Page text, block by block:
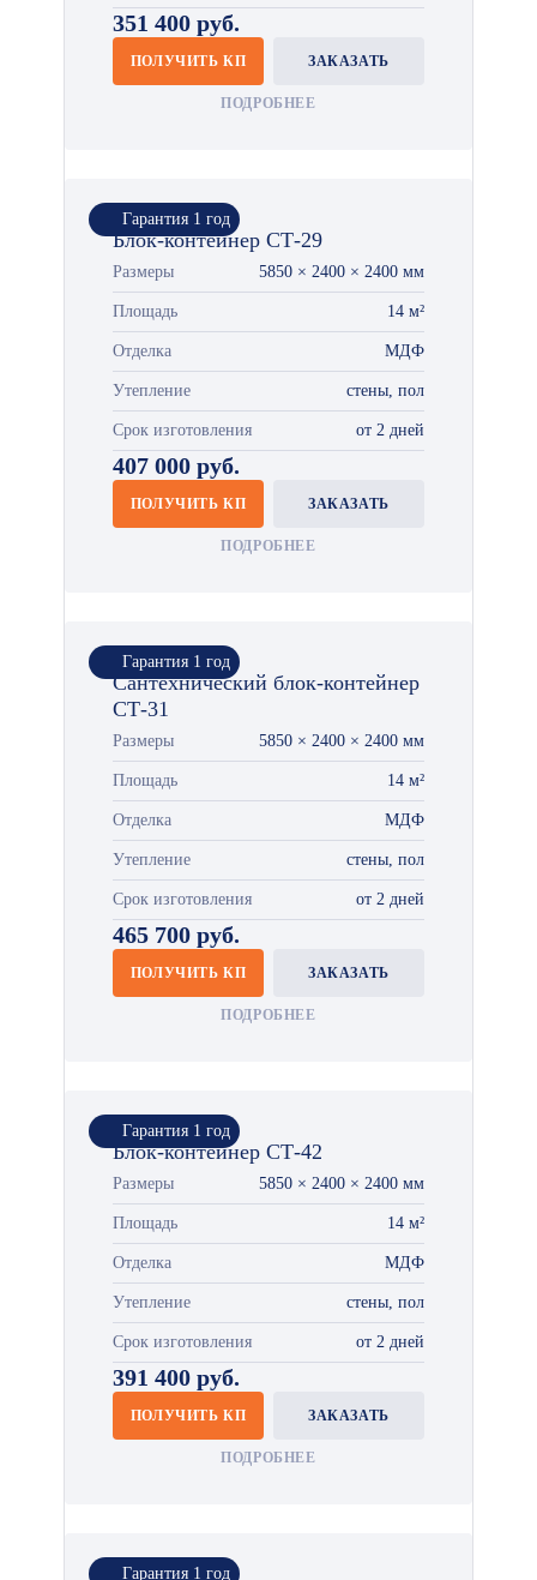
351 400 руб.
ПОЛУЧИТЬ КП ЗАКАЗАТЬ
ПОДРОБНЕЕ
Гарантия 1 год
Блок-контейнер СТ-29
Размеры 5850 × 2400 × 2400 мм
Площадь 14 м²
Отделка МДФ
Утепление стены, пол
Срок изготовления от 2 дней
407 000 руб.
ПОЛУЧИТЬ КП ЗАКАЗАТЬ
ПОДРОБНЕЕ
Гарантия 1 год
Сантехнический блок-контейнер
СТ-31
Размеры 5850 × 2400 × 2400 мм
Площадь 14 м²
Отделка МДФ
Утепление стены, пол
Срок изготовления от 2 дней
465 700 руб.
ПОЛУЧИТЬ КП ЗАКАЗАТЬ
ПОДРОБНЕЕ
Гарантия 1 год
Блок-контейнер СТ-42
Размеры 5850 × 2400 × 2400 мм
Площадь 14 м²
Отделка МДФ
Утепление стены, пол
Срок изготовления от 2 дней
391 400 руб.
ПОЛУЧИТЬ КП ЗАКАЗАТЬ
ПОДРОБНЕЕ
Гарантия 1 год